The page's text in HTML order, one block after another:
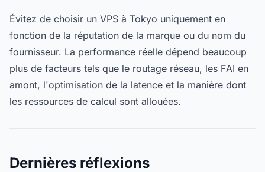
Évitez de choisir un VPS à Tokyo uniquement en
fonction de la réputation de la marque ou du nom du
fournisseur. La performance réelle dépend beaucoup
plus de facteurs tels que le routage réseau, les FAI en
amont, l'optimisation de la latence et la manière dont
les ressources de calcul sont allouées.
Dernières réflexions